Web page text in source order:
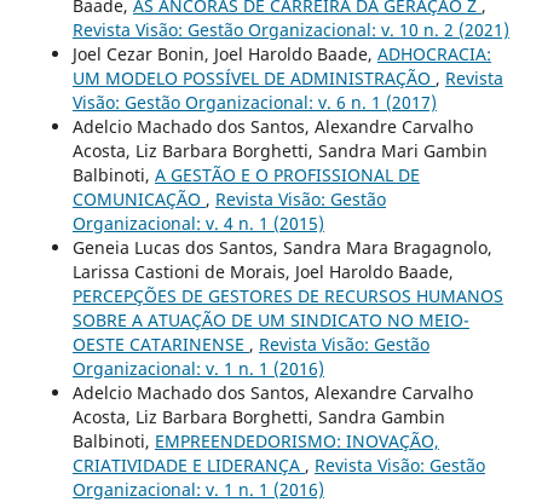
Baade, AS ÂNCORAS DE CARREIRA DA GERAÇÃO Z ,
Revista Visão: Gestão Organizacional: v. 10 n. 2 (2021)
Joel Cezar Bonin, Joel Haroldo Baade, ADHOCRACIA:
UM MODELO POSSÍVEL DE ADMINISTRAÇÃO , Revista
Visão: Gestão Organizacional: v. 6 n. 1 (2017)
Adelcio Machado dos Santos, Alexandre Carvalho
Acosta, Liz Barbara Borghetti, Sandra Mari Gambin
Balbinoti, A GESTÃO E O PROFISSIONAL DE
COMUNICAÇÃO , Revista Visão: Gestão
Organizacional: v. 4 n. 1 (2015)
Geneia Lucas dos Santos, Sandra Mara Bragagnolo,
Larissa Castioni de Morais, Joel Haroldo Baade,
PERCEPÇÕES DE GESTORES DE RECURSOS HUMANOS
SOBRE A ATUAÇÃO DE UM SINDICATO NO MEIO-
OESTE CATARINENSE , Revista Visão: Gestão
Organizacional: v. 1 n. 1 (2016)
Adelcio Machado dos Santos, Alexandre Carvalho
Acosta, Liz Barbara Borghetti, Sandra Gambin
Balbinoti, EMPREENDEDORISMO: INOVAÇÃO,
CRIATIVIDADE E LIDERANÇA , Revista Visão: Gestão
Organizacional: v. 1 n. 1 (2016)